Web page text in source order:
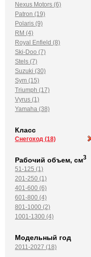
Nexus Motors (6)
Patron (19)
Polaris (9)
RM (4)
Royal Enfield (8)
Ski-Doo (7)
Stels (7)
Suzuki (30)
Sym (15)
Triumph (17)
Vyrus (1)
Yamaha (38)
Класс
Снегоход (18)
Рабочий объем, см3
51-125 (1)
201-250 (1)
401-600 (6)
601-800 (4)
801-1000 (2)
1001-1300 (4)
Модельный год
2011-2027 (18)